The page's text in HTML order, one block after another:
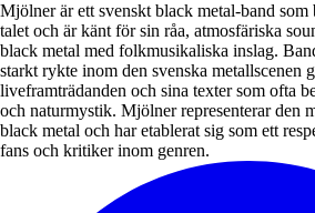
Mjölner är ett svenskt black metal-band
talet och är känt för sin råa, atmosfäriska
black metal med folkmusikaliska inslag.
starkt rykte inom den svenska metallscenen
liveframträdanden och sina texter som ofta
och naturmystik. Mjölner representerar den
black metal och har etablerat sig som ett
fans och kritiker inom genren.